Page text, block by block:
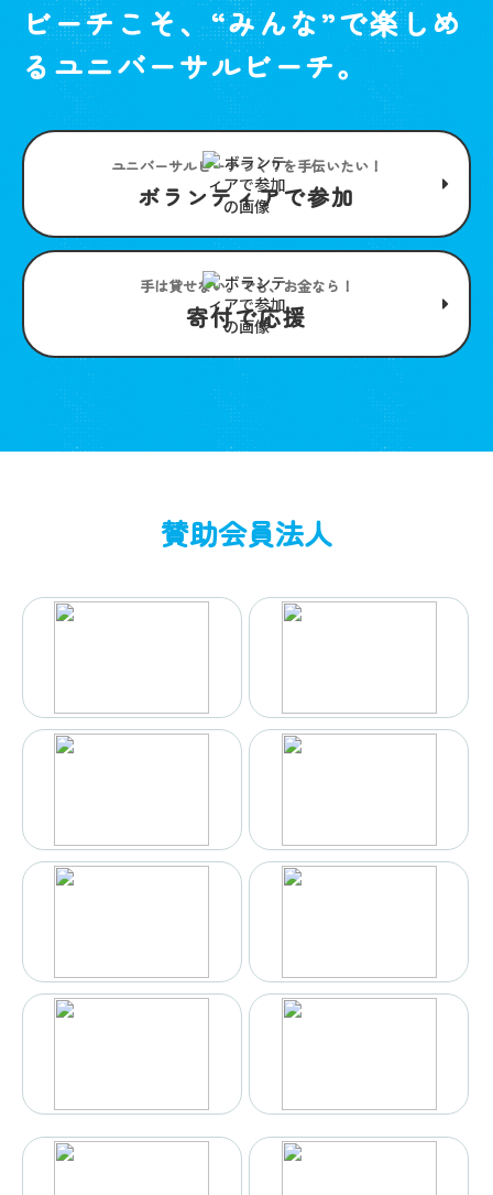
ビーチこそ、“みんな”で楽しめ
るユニバーサルビーチ。
ユニバーサルビーチつくりを手伝いたい！
ボランティアで参加
手は貸せない。でも、お金なら！
寄付で応援
賛助会員法人